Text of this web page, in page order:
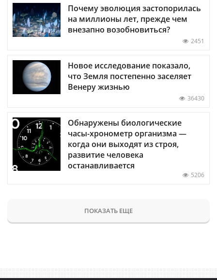
Почему эволюция застопорилась
на миллионы лет, прежде чем
внезапно возобновиться?
2451
Новое исследование показало,
что Земля постепенно заселяет
Венеру жизнью
36430
Обнаружены биологические
часы-хронометр организма —
когда они выходят из строя,
развитие человека
останавливается
5206
ПОКАЗАТЬ ЕЩЕ